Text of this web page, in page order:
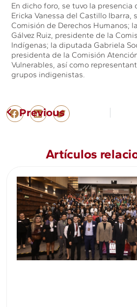
En dicho foro, se tuvo la presencia
Ericka Vanessa del Castillo Ibarra,
Comisión de Derechos Humanos;
Gálvez Ruiz, presidente de la
Indígenas; la diputada Gabriela
presidenta de la Comisión
Vulnerables, así como
grupos indigenistas.
Previous
Artículos